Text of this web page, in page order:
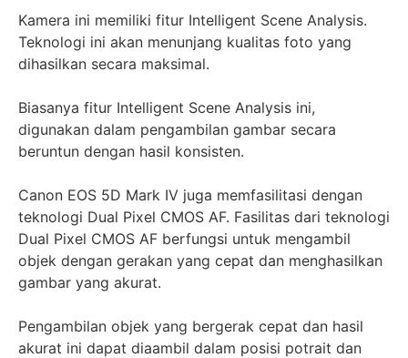
Kamera ini memiliki fitur Intelligent Scene Analysis.
Teknologi ini akan menunjang kualitas foto yang
dihasilkan secara maksimal.
Biasanya fitur Intelligent Scene Analysis ini,
digunakan dalam pengambilan gambar secara
beruntun dengan hasil konsisten.
Canon EOS 5D Mark IV juga memfasilitasi dengan
teknologi Dual Pixel CMOS AF. Fasilitas dari teknologi
Dual Pixel CMOS AF berfungsi untuk mengambil
objek dengan gerakan yang cepat dan menghasilkan
gambar yang akurat.
Pengambilan objek yang bergerak cepat dan hasil
akurat ini dapat diaambil dalam posisi potrait dan